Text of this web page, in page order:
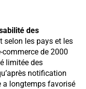
des
selon les pays et les
commerce de 2000
limitée des
notification
a longtemps favorisé